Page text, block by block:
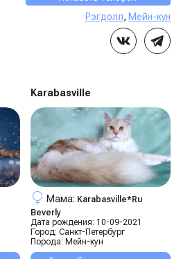
Рэгдолл, Мейн-кун
Karabasville
Мама: Karabasville*ru
Beverly
Дата рождения: 10-09-2021
Город: Санкт-Петербург
Порода: Мейн-кун